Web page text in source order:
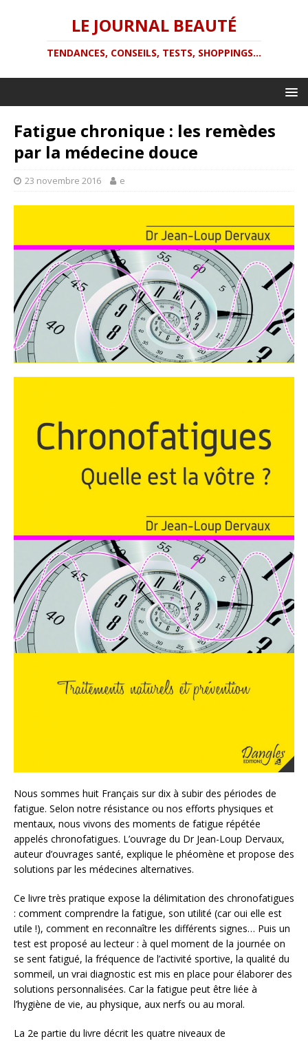
LE JOURNAL BEAUTÉ
TENDANCES, CONSEILS, TESTS, SHOPPINGS...
Fatigue chronique : les remèdes
par la médecine douce
23 novembre 2016 e
Nous sommes huit Français sur dix à subir des périodes de
fatigue. Selon notre résistance ou nos efforts physiques et
mentaux, nous vivons des moments de fatigue répétée
appelés chronofatigues. L’ouvrage du Dr Jean-Loup Dervaux,
auteur d’ouvrages santé, explique le phéomène et propose des
solutions par les médecines alternatives.
Ce livre très pratique expose la délimitation des chronofatigues
: comment comprendre la fatigue, son utilité (car oui elle est
utile !), comment en reconnaître les différents signes… Puis un
test est proposé au lecteur : à quel moment de la journée on
se sent fatigué, la fréquence de l’activité sportive, la qualité du
sommeil, un vrai diagnostic est mis en place pour élaborer des
solutions personnalisées. Car la fatigue peut être liée à
l’hygiène de vie, au physique, aux nerfs ou au moral.
La 2e partie du livre décrit les quatre niveaux de